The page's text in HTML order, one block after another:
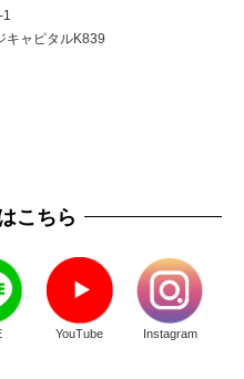
ャピタルK839
こちら
YouTube Instagram